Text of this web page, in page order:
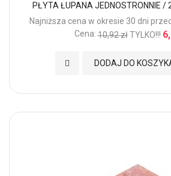
PŁYTA ŁUPANA JEDNOSTRONNIE
Najniższa cena w okresie 30 dni
Cena: 10,92 zł TYLKO!!!
DODAJ DO
Dodaj do Ulubionych